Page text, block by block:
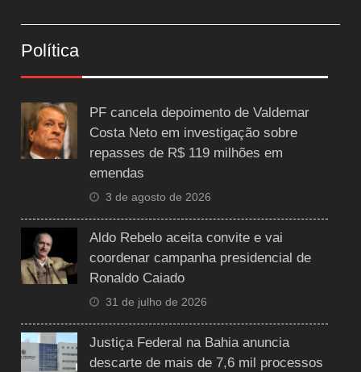
Política
PF cancela depoimento de Valdemar
Costa Neto em investigação sobre
repasses de R$ 119 milhões em
emendas
3 de agosto de 2026
Aldo Rebelo aceita convite e vai
coordenar campanha presidencial de
Ronaldo Caiado
31 de julho de 2026
Justiça Federal na Bahia anuncia
descarte de mais de 7,6 mil processos